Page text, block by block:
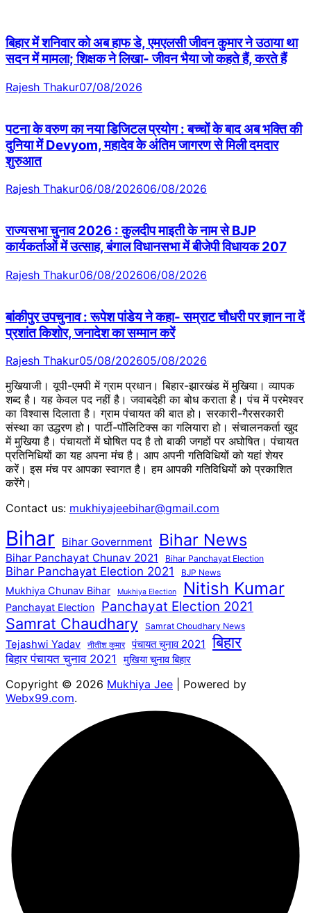
बिहार में शनिवार को अब हाफ डे, एमएलसी जीवन कुमार ने उठाया था
सदन में मामला; शिक्षक ने लिखा- जीवन भैया जो कहते हैं, करते हैं
Rajesh Thakur07/08/2026
पटना के वरुण का नया डिजिटल प्रयोग : बच्चों के बाद अब भक्ति की
दुनिया में Devyom, महादेव के अंतिम जागरण से मिली दमदार
शुरुआत
Rajesh Thakur06/08/202606/08/2026
राज्यसभा चुनाव 2026 : कुलदीप माइती के नाम से BJP
कार्यकर्ताओं में उत्साह, बंगाल विधानसभा में बीजेपी विधायक 207
Rajesh Thakur06/08/202606/08/2026
बांकीपुर उपचुनाव : रूपेश पांडेय ने कहा- सम्राट चौधरी पर ज्ञान ना दें
प्रशांत किशोर, जनादेश का सम्मान करें
Rajesh Thakur05/08/202605/08/2026
मुखियाजी। यूपी-एमपी में ग्राम प्रधान। बिहार-झारखंड में मुखिया। व्यापक
शब्द है। यह केवल पद नहीं है। जवाबदेही का बोध कराता है। पंच में परमेश्वर
का विश्वास दिलाता है। ग्राम पंचायत की बात हो। सरकारी-गैरसरकारी
संस्था का उद्धरण हो। पार्टी-पॉलिटिक्स का गलियारा हो। संचालनकर्ता खुद
में मुखिया है। पंचायतों में घोषित पद है तो बाकी जगहों पर अघोषित। पंचायत
प्रतिनिधियों का यह अपना मंच है। आप अपनी गतिविधियों को यहां शेयर
करें। इस मंच पर आपका स्वागत है। हम आपकी गतिविधियों को प्रकाशित
करेंगेे।
Contact us: mukhiyajeebihar@gmail.com
Bihar Bihar Government Bihar News
Bihar Panchayat Chunav 2021 Bihar Panchayat Election
Bihar Panchayat Election 2021 BJP News
Mukhiya Chunav Bihar Mukhiya Election Nitish Kumar
Panchayat Election Panchayat Election 2021
Samrat Chaudhary Samrat Choudhary News
Tejashwi Yadav नीतीश कुमार पंचायत चुनाव 2021 बिहार
बिहार पंचायत चुनाव 2021 मुखिया चुनाव बिहार
Copyright © 2026 Mukhiya Jee | Powered by
Webx99.com.